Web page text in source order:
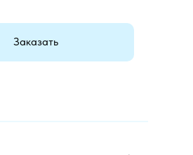
Заказать